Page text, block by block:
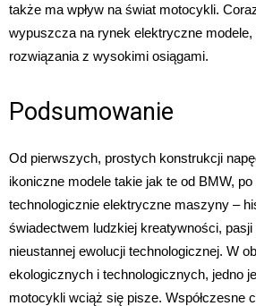
także ma wpływ na świat motocykli.
wypuszcza na rynek elektryczne modele,
rozwiązania z wysokimi osiągami.
Podsumowanie
Od pierwszych, prostych konstrukcji
ikoniczne modele takie jak te od BMW,
technologicznie elektryczne maszyny –
świadectwem ludzkiej kreatywności,
nieustannej ewolucji technologicznej. W
ekologicznych i technologicznych, jedno
motocykli wciąż się pisze. Współczesne